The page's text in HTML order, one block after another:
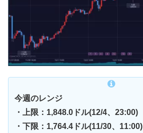
今週のレンジ
・上限：1,848.0ドル(12/4、23:00)
・下限：1,764.4ドル(11/30、11:00)